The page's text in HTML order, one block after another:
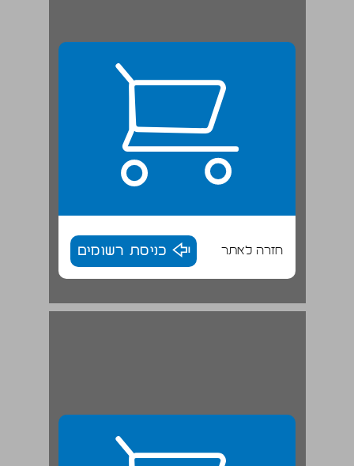
חזרה לאתר כניסת רשומים